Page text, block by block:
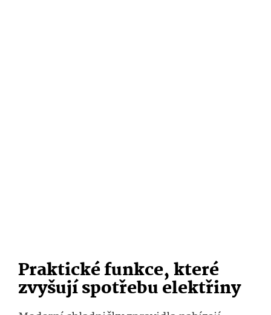
Praktické funkce, které
zvyšují spotřebu elektřiny